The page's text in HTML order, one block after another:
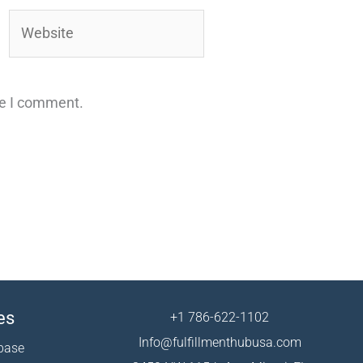
I comment.
+1 786-622-1102
Info@fulfillmenthubusa.com